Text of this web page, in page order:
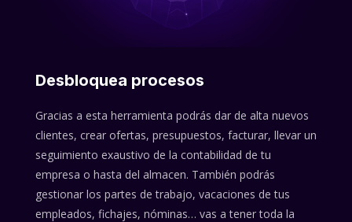
Desbloquea procesos
Gracias a esta herramienta podrás dar de alta nuevos
clientes, crear ofertas, presupuestos, facturar, llevar un
seguimiento exaustivo de la contabilidad de tu
empresa o hasta del almacen. También podrás
gestionar los partes de trabajo, vacaciones de tus
empleados, fichajes, nóminas… vas a tener toda la